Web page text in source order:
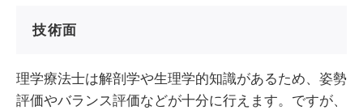
技術面
理学療法士は解剖学や生理学的知識があるため、姿勢
評価やバランス評価などが十分に行えます。ですが、